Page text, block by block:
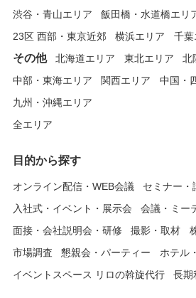
渋谷・青山エリア
飯田橋・水道橋エリ
23区 西部・東京近郊
横浜エリア 千葉
その他 北海道エリア 東北エリア
北
中部・東海エリア
関西エリア
中国・
九州・沖縄エリア
全エリア
目的から探す
オンライン配信・WEB会議 セミナー・
入社式・イベント・展示会
会議・ミー
面接・会社説明会・研修
撮影・取材
市場調査
懇親会・パーティー
ホテル
イベントスペース リロの斡旋代行
長期